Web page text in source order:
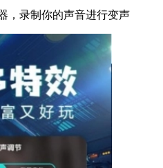
，录制你的声音进行变声